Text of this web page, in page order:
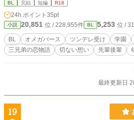
一筋縄でいかない恋の物語。
な性癖のツンデレの涼介を満
様は、エロ多めになりがち
◇^;)
BL 完結 短編 R18
24h.ポイント 35pt
小説 20,851 位 / 228,955件 BL 5,253 位 /
BL オメガバース ツンデレ受け 学園
三兄弟の恋物語
切ない想い 先輩後輩
最終更新日
19